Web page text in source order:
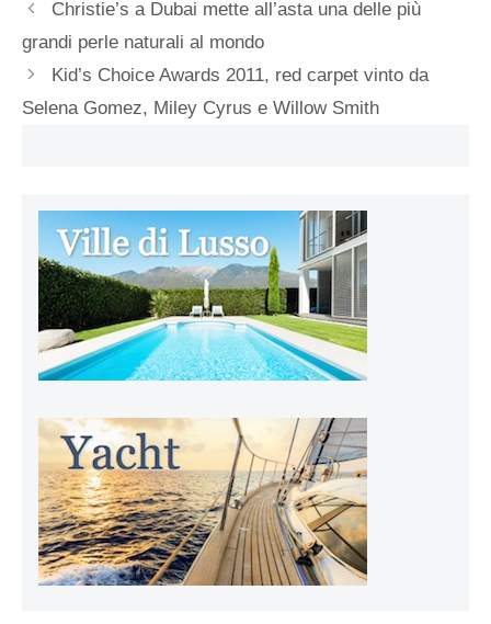
Christie’s a Dubai mette all’asta una delle più
grandi perle naturali al mondo
Kid’s Choice Awards 2011, red carpet vinto da
Selena Gomez, Miley Cyrus e Willow Smith